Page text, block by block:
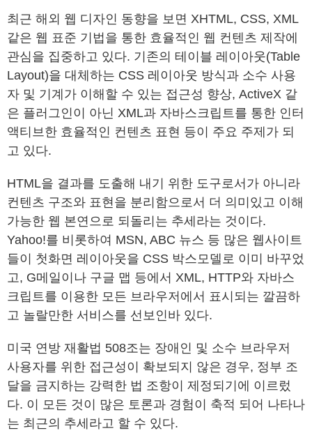
최근 해외 웹 디자인 동향을 보면 XHTML, CSS, XML
같은 웹 표준 기법을 통한 효율적인 웹 컨텐츠 제작에
관심을 집중하고 있다. 기존의 테이블 레이아웃(Table
Layout)을 대체하는 CSS 레이아웃 방식과 소수 사용
자 및 기계가 이해할 수 있는 접근성 향상, ActiveX 같
은 플러그인이 아닌 XML과 자바스크립트를 통한 인터
액티브한 효율적인 컨텐츠 표현 등이 주요 주제가 되
고 있다.
HTML을 결과를 도출해 내기 위한 도구로서가 아니라
컨텐츠 구조와 표현을 분리함으로서 더 의미있고 이해
가능한 웹 본연으로 되돌리는 추세라는 것이다.
Yahoo!를 비롯하여 MSN, ABC 뉴스 등 많은 웹사이트
들이 첫화면 레이아웃을 CSS 박스모델로 이미 바꾸었
고, G메일이나 구글 맵 등에서 XML, HTTP와 자바스
크립트를 이용한 모든 브라우저에서 표시되는 깔끔하
고 놀랄만한 서비스를 선보인바 있다.
미국 연방 재활법 508조는 장애인 및 소수 브라우저
사용자를 위한 접근성이 확보되지 않은 경우, 정부 조
달을 금지하는 강력한 법 조항이 제정되기에 이르렀
다. 이 모든 것이 많은 토론과 경험이 축적 되어 나타나
는 최근의 추세라고 할 수 있다.